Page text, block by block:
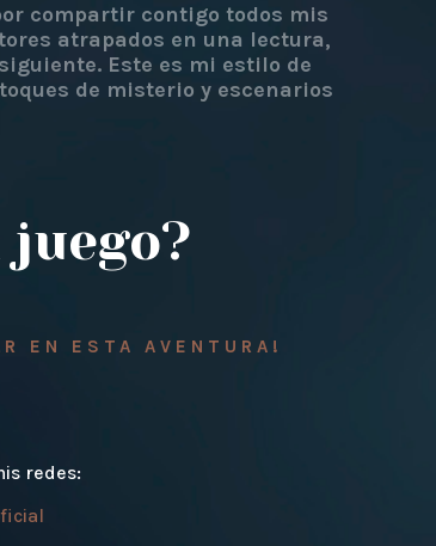
compartir contigo todos mis
atrapados en una lectura,
Este es mi estilo de
de misterio y escenarios
juego?
EN ESTA AVENTURA!
redes: